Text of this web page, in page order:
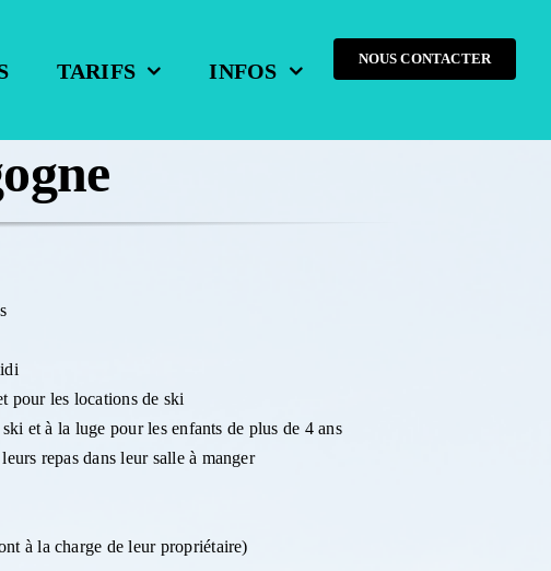
TARIFS INFOS
NOUS CONTACTER
pour les locations de ski
et à la luge pour les enfants de plus de 4 ans
repas dans leur salle à manger
à la charge de leur propriétaire)